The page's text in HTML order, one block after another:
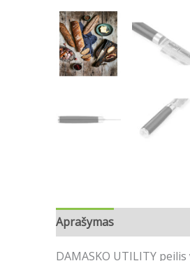
Aprašymas
DAMASKO UTILITY